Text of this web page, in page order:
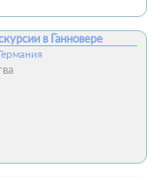
в Ганновере